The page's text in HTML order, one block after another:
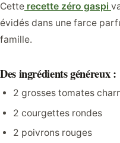
Cette recette zéro gaspi
évidés dans une farce
famille.
Des ingrédients généreux :
2 grosses tomates
2 courgettes rondes
2 poivrons rouges